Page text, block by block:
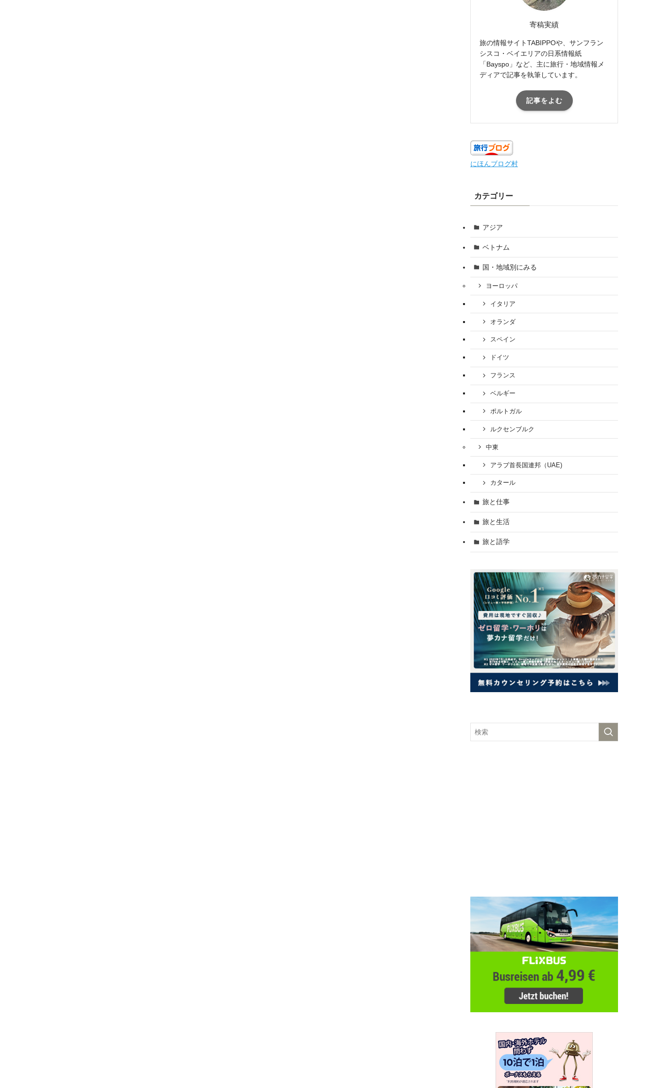
寄稿実績
旅の情報サイトTABIPPOや、サンフラン
シスコ・ベイエリアの日系情報紙
「Bayspo」など、主に旅行・地域情報メ
ディアで記事を執筆しています。
記事をよむ
にほんブログ村
カテゴリー
アジア
ベトナム
国・地域別にみる
ヨーロッパ
イタリア
オランダ
スペイン
ドイツ
フランス
ベルギー
ポルトガル
ルクセンブルク
中東
アラブ首長国連邦（UAE)
カタール
旅と仕事
旅と生活
旅と語学